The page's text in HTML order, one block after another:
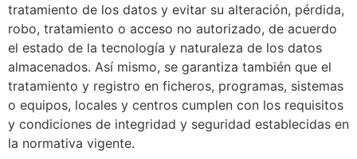
tratamiento de los datos y evitar su alteración, pérdida,
robo, tratamiento o acceso no autorizado, de acuerdo
el estado de la tecnología y naturaleza de los datos
almacenados. Así mismo, se garantiza también que el
tratamiento y registro en ficheros, programas, sistemas
o equipos, locales y centros cumplen con los requisitos
y condiciones de integridad y seguridad establecidas en
la normativa vigente.